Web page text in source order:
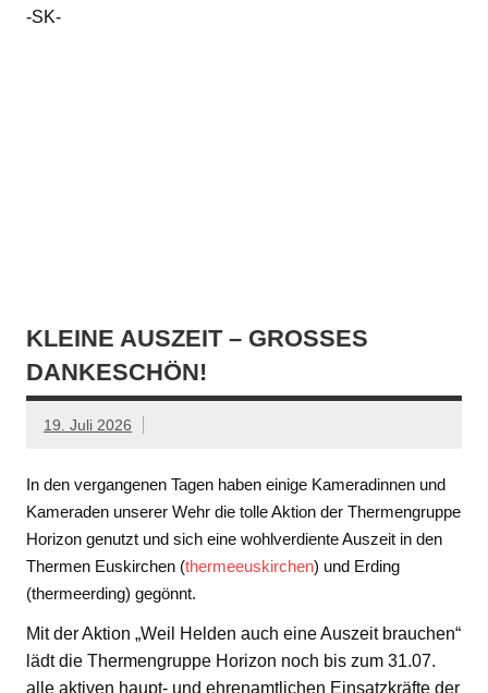
-SK-
KLEINE AUSZEIT – GROSSES D
ANKESCHÖN!
19. Juli 2026
In den vergangenen Tagen haben einige Kameradinnen und
Kameraden unserer Wehr die tolle Aktion der Thermengruppe
Horizon genutzt und sich eine wohlverdiente Auszeit in den
Thermen Euskirchen (thermeeuskirchen) und Erding
(thermeerding) gegönnt.
Mit der Aktion „Weil Helden auch eine Auszeit brauchen“
lädt die Thermengruppe Horizon noch bis zum 31.07.
alle aktiven haupt- und ehrenamtlichen Einsatzkräfte der